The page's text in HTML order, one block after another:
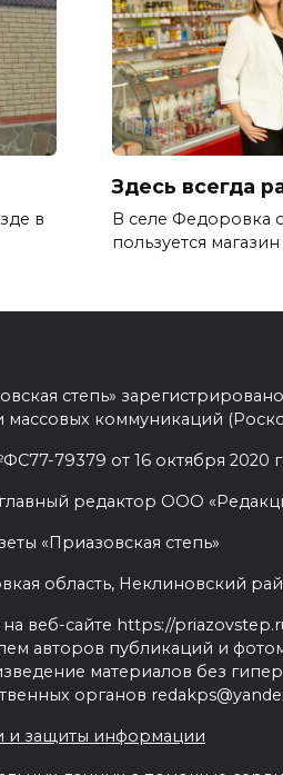
в
Здесь всегда
В селе Федоровка
пользуется магазин
степь»
коммуникаций
79379 от 16 октября 2020
редактор ООО
«Приазовская степь»
область, Неклиновский
веб-сайте https://
авторов публикаций и
материалов без
органов
и защиты информации